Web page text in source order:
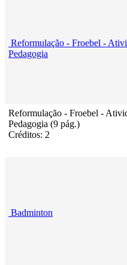
Reformulação - Froebel -
Pedagogia
Reformulação - Froebel -
Pedagogia (9 pág.)
Créditos: 2
Badminton